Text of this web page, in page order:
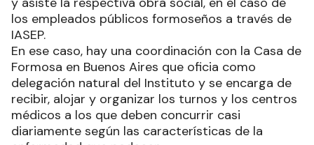
los empleados públicos formoseños a través de
IASEP.
En ese caso, hay una coordinación con la Casa de
Formosa en Buenos Aires que oficia como
delegación natural del Instituto y se encarga de
recibir, alojar y organizar los turnos y los centros
médicos a los que deben concurrir casi
diariamente según las características de la